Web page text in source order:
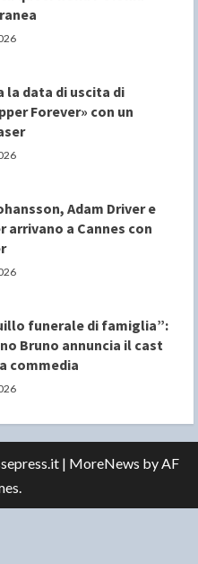
la data di uscita di
Forever» con un
Adam Driver e
arrivano a Cannes con
funerale di famiglia”:
Bruno annuncia il cast
commedia
| MoreNews by AF